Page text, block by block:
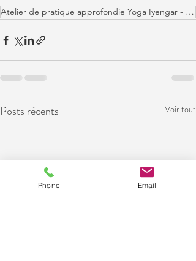
Atelier de pratique approfondie Yoga Iyengar - 12 novembre 2023 - 10h à 13h - Le Puy en Velay
Posts récents Voir tout
Phone Email